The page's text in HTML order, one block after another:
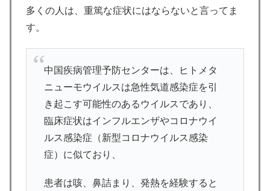
多くの人は、重篤な症状にはならないと言ってま
す。
中国疾病管理予防センターは、ヒトメタ
ニューモウイルスは急性気道感染症を引
き起こす可能性のあるウイルスであり、
臨床症状はインフルエンザやコロナウイ
ルス感染症（新型コロナウイルス感染
症）に似ており、
患者は咳、鼻詰まり、発熱を経験すると